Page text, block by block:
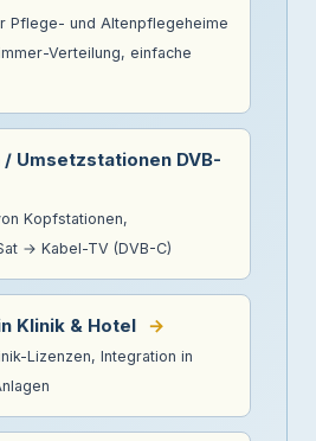
Pflege- und Altenpflegeheime
Verteilung, einfache
Umsetzstationen DVB-
Kopfstationen,
→ Kabel-TV (DVB-C)
Klinik & Hotel →
Lizenzen, Integration in